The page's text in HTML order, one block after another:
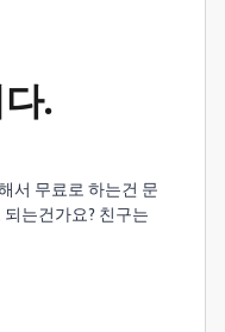
.
서 무료로 하는건 문
는건가요? 친구는